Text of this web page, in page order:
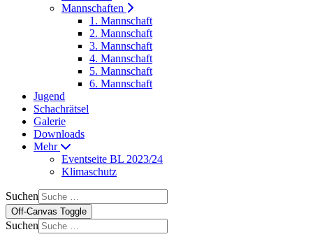
Mannschaften
1. Mannschaft
2. Mannschaft
3. Mannschaft
4. Mannschaft
5. Mannschaft
6. Mannschaft
Jugend
Schachrätsel
Galerie
Downloads
Mehr
Eventseite BL 2023/24
Klimaschutz
Suchen
Off-Canvas Toggle
Suchen